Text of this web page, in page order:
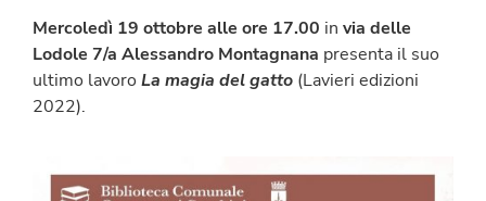
Mercoledì 19 ottobre alle ore 17.00 in via delle
Lodole 7/a Alessandro Montagnana presenta il suo
ultimo lavoro La magia del gatto (Lavieri edizioni
2022).